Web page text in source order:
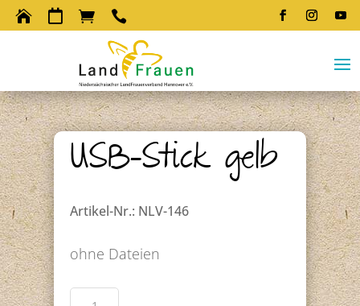
   
USB-Stick gelb
Artikel-Nr.: NLV-146
ohne Dateien